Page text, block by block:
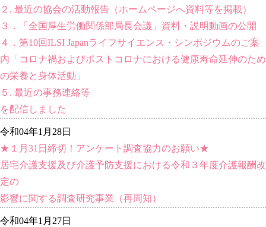
２. 最近の協会の活動報告（ホームページへ資料等を掲載）
３．「全国厚生労働関係部局長会議」資料・説明動画の公開
４．第10回ILSI Japanライフサイエンス・シンポジウムのご案
内「コロナ禍およびポストコロナにおける健康寿命延伸のため
の栄養と身体活動」
５. 最近の事務連絡等
を配信しました
令和04年1月28日
★１月31日締切！アンケート調査協力のお願い★
居宅介護支援及び介護予防支援における令和３年度介護報酬改
定の
影響に関する調査研究事業（再周知）
令和04年1月27日